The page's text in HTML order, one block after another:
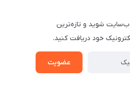
شوید و تازه‌ترین
خود دریافت کنید.
عضویت